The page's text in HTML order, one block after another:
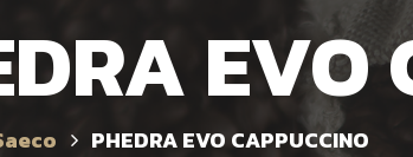
EVO
PHEDRA EVO CAPPUCCINO